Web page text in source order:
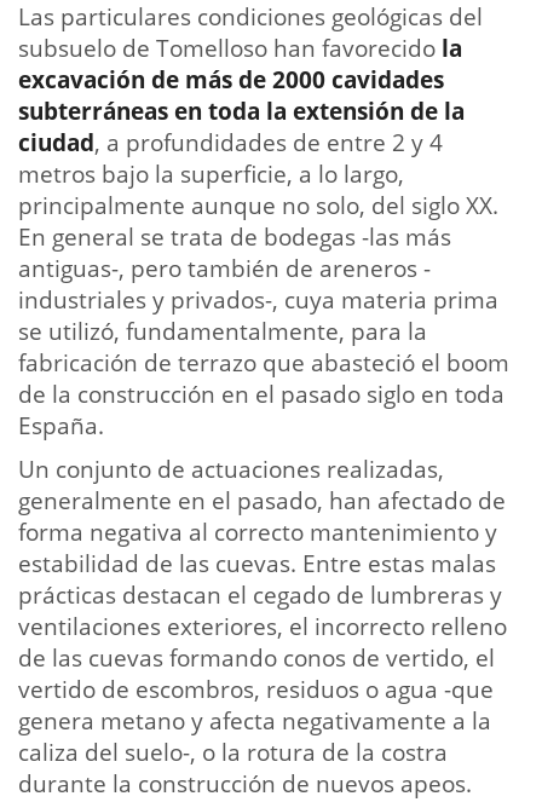
Las particulares condiciones geológicas del
subsuelo de Tomelloso han favorecido la
excavación de más de 2000 cavidades
subterráneas en toda la extensión de la
ciudad, a profundidades de entre 2 y 4
metros bajo la superficie, a lo largo,
principalmente aunque no solo, del siglo XX.
En general se trata de bodegas -las más
antiguas-, pero también de areneros -
industriales y privados-, cuya materia prima
se utilizó, fundamentalmente, para la
fabricación de terrazo que abasteció el boom
de la construcción en el pasado siglo en toda
España.
Un conjunto de actuaciones realizadas,
generalmente en el pasado, han afectado de
forma negativa al correcto mantenimiento y
estabilidad de las cuevas. Entre estas malas
prácticas destacan el cegado de lumbreras y
ventilaciones exteriores, el incorrecto relleno
de las cuevas formando conos de vertido, el
vertido de escombros, residuos o agua -que
genera metano y afecta negativamente a la
caliza del suelo-, o la rotura de la costra
durante la construcción de nuevos apeos.